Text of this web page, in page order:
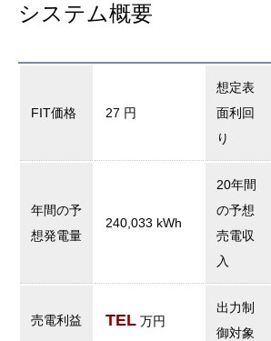
システム概要
FIT価格 27 円
想定表
面利回
り
年間の予
想発電量
240,033 kWh
20年間
の予想
売電収
入
売電利益 TEL 万円
出力制
御対象